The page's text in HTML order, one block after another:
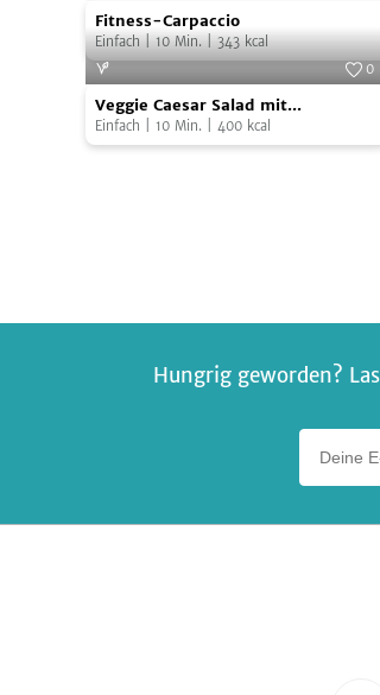
Fitness-
Carpaccio
Zott - Die Genuss-Molkerei
Fitness-Carpaccio
Einfach| 10 Min.| 343kcal
Veggie
Caesar
Salad
Foto:
0
Veggie Caesar Salad mit
Kichererbsen
Einfach 10 Min. 400kcal
Hungrig geworden?